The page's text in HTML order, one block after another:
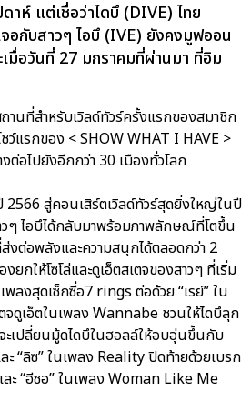
าห์ แต่เชื่อว่าไดบึ (DIVE) ไทย
อกับสาวๆ ไอบึ (IVE) ยังคงมูฟออน
มื่อวันที่ 27 มกราคมที่ผ่านมา ที่อิม
านที่สำหรับเวิลด์ทัวร์ครั้งแรกของสมาชิก
ว์แรกของ < SHOW WHAT I HAVE >
ต่อไปยังอีกกว่า 30 เมืองทั่วโลก
สู่คอนเสิร์ตเวิลด์ทัวร์สุดยิ่งใหญ่ในปี
วๆ ไอบึได้กลับมาพร้อมภาพลักษณ์ที่โตขึ้น
งต่อพลังและความสนุกได้ตลอดกว่า 2
งยกให้โซโล่และดูเอ็ตสเตจของสาวๆ ที่เริ่ม
ลงสุดเซ็กซี่อ7 rings ต่อด้วย “เรย์” ใน
จดูเอ็ตในเพลง Wannabe ชวนให้ไดบึลุก
เปลี่ยนมู้ดไดบึในฮอลล์ให้อบอุ่นขึ้นกับ
ะ “ลิซ” ในเพลง Reality ปิดท้ายด้วยเบรก
ะ “อีซอ” ในเพลง Woman Like Me